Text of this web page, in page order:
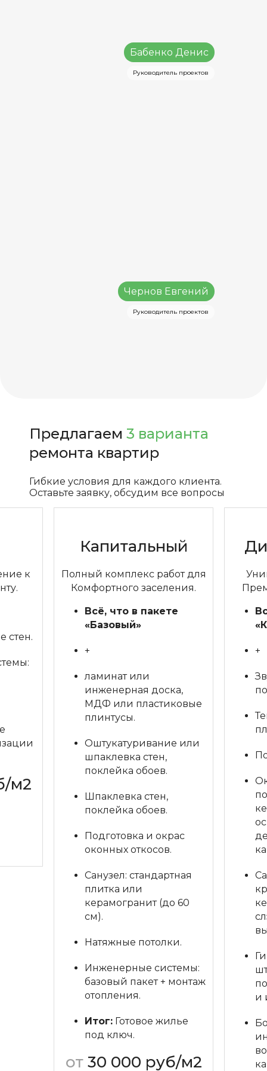
Бабенко Денис
Руководитель проектов
Чернов Евгений
Руководитель проектов
Предлагаем 3 варианта
ремонта квартир
Гибкие условия для каждого клиента.
Оставьте заявку, обсудим все вопросы
к
стен.
м2
Капитальный
Полный комплекс работ для
Комфортного заселения.
Всё, что в пакете
«Базовый»
+
ламинат или
инженерная доска,
МДФ или пластиковые
плинтусы.
Оштукатуривание или
шпаклевка стен,
поклейка обоев.
Шпаклевка стен,
поклейка обоев.
Подготовка и окрас
оконных откосов.
Санузел: стандартная
плитка или
керамогранит (до 60
см).
Натяжные потолки.
Инженерные системы:
базовый пакет + монтаж
отопления.
Итог: Готовое жилье
под ключ.
от 30 000 руб/м2
+
и